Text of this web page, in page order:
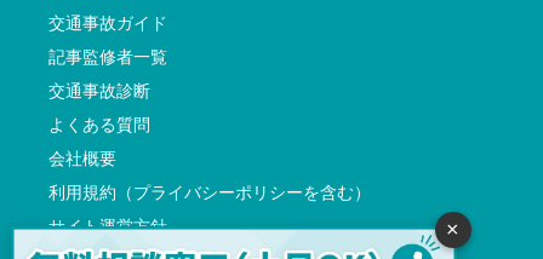
交通事故ガイド
記事監修者一覧
交通事故診断
よくある質問
会社概要
利用規約（プライバシーポリシーを含む）
サイト運営方針
×